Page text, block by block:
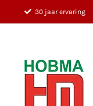
naar
30 jaar ervaring